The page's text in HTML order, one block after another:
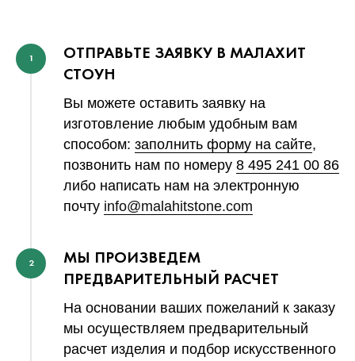
1
ОТПРАВЬТЕ ЗАЯВКУ В МАЛАХИТ
СТОУН
Вы можете оставить заявку на
изготовление любым удобным вам
способом: заполнить форму на сайте,
позвонить нам по номеру 8 495 241 00 86
либо написать нам на электронную
почту info@malahitstone.com
2
МЫ ПРОИЗВЕДЕМ
ПРЕДВАРИТЕЛЬНЫЙ РАСЧЕТ
На основании ваших пожеланий к заказу
мы осуществляем предварительный
расчет изделия и подбор искусственного